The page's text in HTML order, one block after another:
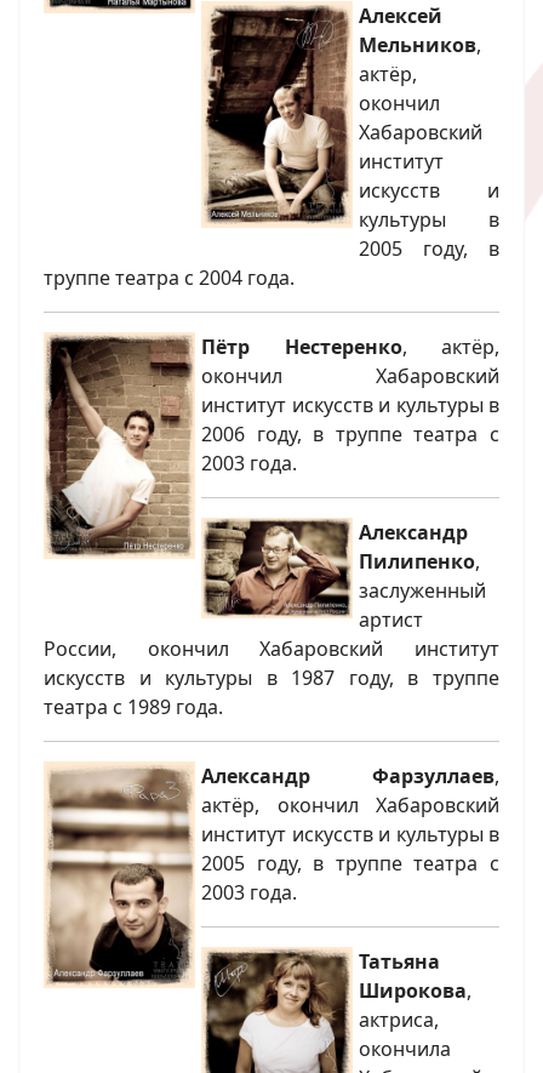
Алексей
Мельников,
актёр,
окончил
Хабаровский
институт
искусств и
культуры в
2005 году, в
труппе театра с 2004 года.
Пётр Нестеренко, актёр,
окончил Хабаровский
институт искусств и культуры в
2006 году, в труппе театра с
2003 года.
Александр
Пилипенко,
заслуженный
артист
России, окончил Хабаровский институт
искусств и культуры в 1987 году, в труппе
театра с 1989 года.
Александр Фарзуллаев,
актёр, окончил Хабаровский
институт искусств и культуры в
2005 году, в труппе театра с
2003 года.
Татьяна
Широкова,
актриса,
окончила